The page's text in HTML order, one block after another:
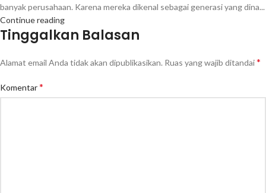
banyak perusahaan. Karena mereka dikenal sebagai generasi yang dina...
Continue reading
Tinggalkan Balasan
Alamat email Anda tidak akan dipublikasikan. Ruas yang wajib ditandai*
Komentar*